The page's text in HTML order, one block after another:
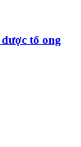
tổ ong